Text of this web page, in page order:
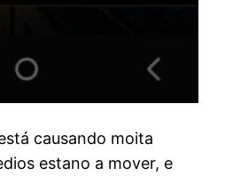
causando moita
estano a mover, e